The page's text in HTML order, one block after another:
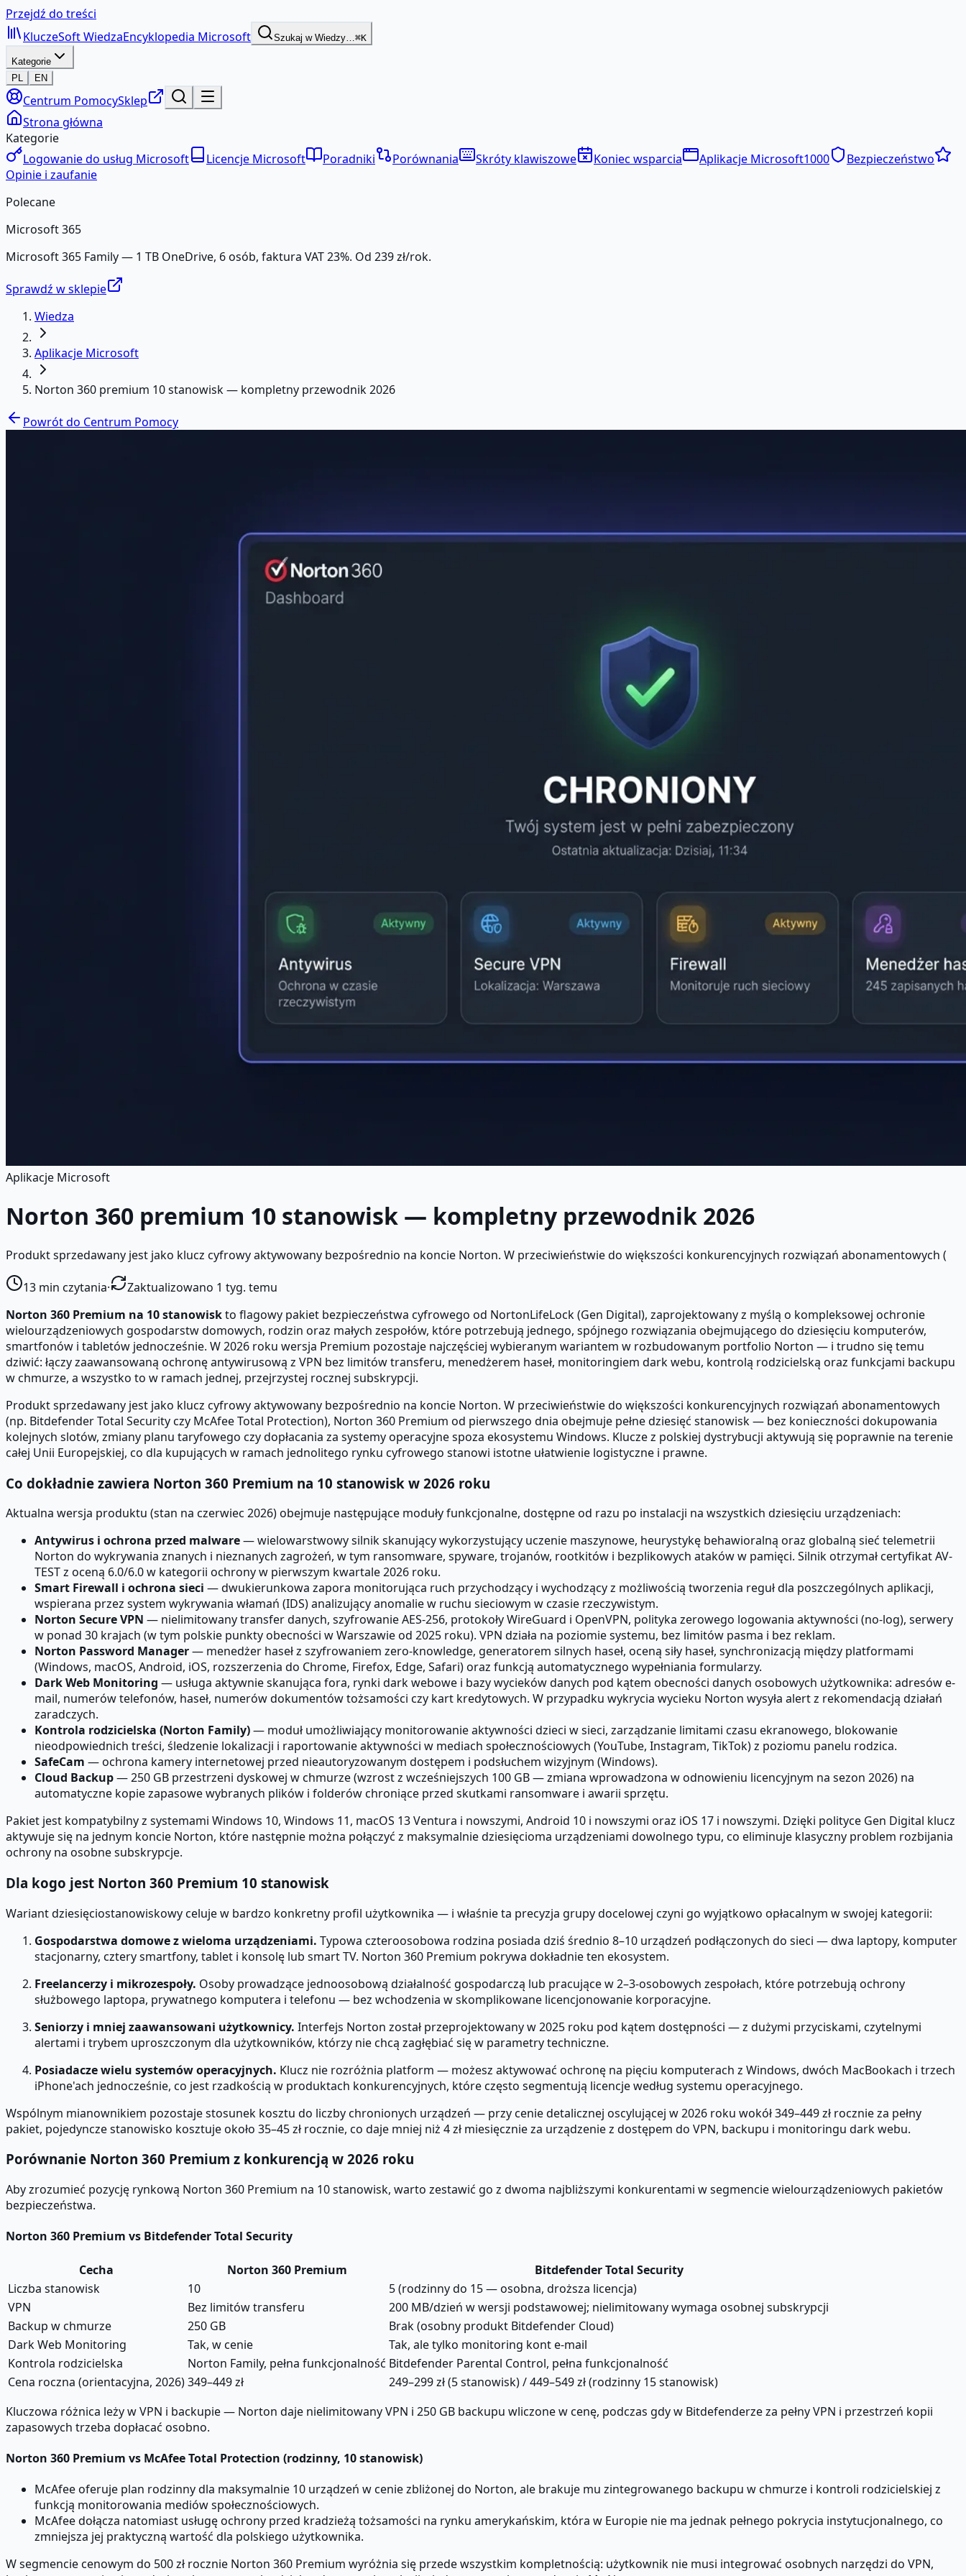
Przejdź do treści
KluczeSoftWiedzaEncyklopedia Microsoft Szukaj w Wiedzy…⌘K
Kategorie
PL
EN
Centrum PomocySklep
Strona główna
Kategorie
Logowanie do usług Microsoft
Licencje Microsoft Poradniki Porównania Skróty klawiszowe Koniec wsparcia Aplikacje Microsoft1000
Bezpieczeństwo
Opinie i zaufanie
Polecane
Microsoft 365
Microsoft 365 Family — 1 TB OneDrive, 6 osób, faktura VAT 23%. Od 239 zł/rok.
Sprawdź w sklepie
Wiedza
Aplikacje Microsoft
Norton 360 premium 10 stanowisk — kompletny przewodnik 2026
Powrót do Centrum Pomocy
Aplikacje Microsoft
Norton 360 premium 10 stanowisk — kompletny przewodnik 2026
Produkt sprzedawany jest jako klucz cyfrowy aktywowany bezpośrednio na koncie Norton. W przeciwieństwie do większości konkurencyjnych rozwiązań abonamentowych (
13 min czytania·
Zaktualizowano 1 tyg. temu
Norton 360 Premium na 10 stanowiskto flagowy pakiet bezpieczeństwa cyfrowego od NortonLifeLock (Gen Digital), zaprojektowany z myślą o kompleksowej ochronie
wielourządzeniowych gospodarstw domowych, rodzin oraz małych zespołów, które potrzebują jednego, spójnego rozwiązania obejmującego do dziesięciu komputerów,
smartfonów i tabletów jednocześnie. W 2026 roku wersja Premium pozostaje najczęściej wybieranym wariantem w rozbudowanym portfolio Norton — i trudno się temu
dziwić: łączy zaawansowaną ochronę antywirusową z VPN bez limitów transferu, menedżerem haseł, monitoringiem dark webu, kontrolą rodzicielską oraz funkcjami backupu
w chmurze, a wszystko to w ramach jednej, przejrzystej rocznej subskrypcji.
Produkt sprzedawany jest jako klucz cyfrowy aktywowany bezpośrednio na koncie Norton. W przeciwieństwie do większości konkurencyjnych rozwiązań abonamentowych
(np. Bitdefender Total Security czy McAfee Total Protection), Norton 360 Premium od pierwszego dnia obejmuje pełne dziesięć stanowisk — bez konieczności dokupowania
kolejnych slotów, zmiany planu taryfowego czy dopłacania za systemy operacyjne spoza ekosystemu Windows. Klucze z polskiej dystrybucji aktywują się poprawnie na terenie
całej Unii Europejskiej, co dla kupujących w ramach jednolitego rynku cyfrowego stanowi istotne ułatwienie logistyczne i prawne.
Co dokładnie zawiera Norton 360 Premium na 10 stanowisk w 2026 roku
Aktualna wersja produktu (stan na czerwiec 2026) obejmuje następujące moduły funkcjonalne, dostępne od razu po instalacji na wszystkich dziesięciu urządzeniach:
Antywirus i ochrona przed malware— wielowarstwowy silnik skanujący wykorzystujący uczenie maszynowe, heurystykę behawioralną oraz globalną sieć telemetrii
Norton do wykrywania znanych i nieznanych zagrożeń, w tym ransomware, spyware, trojanów, rootkitów i bezplikowych ataków w pamięci. Silnik otrzymał certyfikat AV-
TEST z oceną 6.0/6.0 w kategorii ochrony w pierwszym kwartale 2026 roku.
Smart Firewall i ochrona sieci — dwukierunkowa zapora monitorująca ruch przychodzący i wychodzący z możliwością tworzenia reguł dla poszczególnych aplikacji,
wspierana przez system wykrywania włamań (IDS) analizujący anomalie w ruchu sieciowym w czasie rzeczywistym.
Norton Secure VPN — nielimitowany transfer danych, szyfrowanie AES-256, protokoły WireGuard i OpenVPN, polityka zerowego logowania aktywności (no-log), serwery
w ponad 30 krajach (w tym polskie punkty obecności w Warszawie od 2025 roku). VPN działa na poziomie systemu, bez limitów pasma i bez reklam.
Norton Password Manager— menedżer haseł z szyfrowaniem zero-knowledge, generatorem silnych haseł, oceną siły haseł, synchronizacją między platformami
(Windows, macOS, Android, iOS, rozszerzenia do Chrome, Firefox, Edge, Safari) oraz funkcją automatycznego wypełniania formularzy.
Dark Web Monitoring — usługa aktywnie skanująca fora, rynki dark webowe i bazy wycieków danych pod kątem obecności danych osobowych użytkownika: adresów e-
mail, numerów telefonów, haseł, numerów dokumentów tożsamości czy kart kredytowych. W przypadku wykrycia wycieku Norton wysyła alert z rekomendacją działań
zaradczych.
Kontrola rodzicielska (Norton Family)— moduł umożliwiający monitorowanie aktywności dzieci w sieci, zarządzanie limitami czasu ekranowego, blokowanie
nieodpowiednich treści, śledzenie lokalizacji i raportowanie aktywności w mediach społecznościowych (YouTube, Instagram, TikTok) z poziomu panelu rodzica.
SafeCam — ochrona kamery internetowej przed nieautoryzowanym dostępem i podsłuchem wizyjnym (Windows).
Cloud Backup— 250 GB przestrzeni dyskowej w chmurze (wzrost z wcześniejszych 100 GB — zmiana wprowadzona w odnowieniu licencyjnym na sezon 2026) na
automatyczne kopie zapasowe wybranych plików i folderów chroniące przed skutkami ransomware i awarii sprzętu.
Pakiet jest kompatybilny z systemami Windows 10, Windows 11, macOS 13 Ventura i nowszymi, Android 10 i nowszymi oraz iOS 17 i nowszymi. Dzięki polityce Gen Digital klucz
aktywuje się na jednym koncie Norton, które następnie można połączyć z maksymalnie dziesięcioma urządzeniami dowolnego typu, co eliminuje klasyczny problem rozbijania
ochrony na osobne subskrypcje.
Dla kogo jest Norton 360 Premium 10 stanowisk
Wariant dziesięciostanowiskowy celuje w bardzo konkretny profil użytkownika — i właśnie ta precyzja grupy docelowej czyni go wyjątkowo opłacalnym w swojej kategorii:
Gospodarstwa domowe z wieloma urządzeniami. Typowa czteroosobowa rodzina posiada dziś średnio 8–10 urządzeń podłączonych do sieci — dwa laptopy, komputer
stacjonarny, cztery smartfony, tablet i konsolę lub smart TV. Norton 360 Premium pokrywa dokładnie ten ekosystem.
Freelancerzy i mikrozespoły. Osoby prowadzące jednoosobową działalność gospodarczą lub pracujące w 2–3-osobowych zespołach, które potrzebują ochrony
służbowego laptopa, prywatnego komputera i telefonu — bez wchodzenia w skomplikowane licencjonowanie korporacyjne.
Seniorzy i mniej zaawansowani użytkownicy. Interfejs Norton został przeprojektowany w 2025 roku pod kątem dostępności — z dużymi przyciskami, czytelnymi
alertami i trybem uproszczonym dla użytkowników, którzy nie chcą zagłębiać się w parametry techniczne.
Posiadacze wielu systemów operacyjnych. Klucz nie rozróżnia platform — możesz aktywować ochronę na pięciu komputerach z Windows, dwóch MacBookach i trzech
iPhone'ach jednocześnie, co jest rzadkością w produktach konkurencyjnych, które często segmentują licencje według systemu operacyjnego.
Wspólnym mianownikiem pozostaje stosunek kosztu do liczby chronionych urządzeń — przy cenie detalicznej oscylującej w 2026 roku wokół 349–449 zł rocznie za pełny
pakiet, pojedyncze stanowisko kosztuje około 35–45 zł rocznie, co daje mniej niż 4 zł miesięcznie za urządzenie z dostępem do VPN, backupu i monitoringu dark webu.
Porównanie Norton 360 Premium z konkurencją w 2026 roku
Aby zrozumieć pozycję rynkową Norton 360 Premium na 10 stanowisk, warto zestawić go z dwoma najbliższymi konkurentami w segmencie wielourządzeniowych pakietów
bezpieczeństwa.
Norton 360 Premium vs Bitdefender Total Security
Cecha Norton 360 Premium
Bitdefender Total Security
Liczba stanowisk
10
5 (rodzinny do 15 — osobna, droższa licencja)
VPN
Bez limitów transferu
200 MB/dzień w wersji podstawowej; nielimitowany wymaga osobnej subskrypcji
Backup w chmurze
250 GB
Brak (osobny produkt Bitdefender Cloud)
Dark Web Monitoring
Tak, w cenie
Tak, ale tylko monitoring kont e-mail
Kontrola rodzicielska
Norton Family, pełna funkcjonalność Bitdefender Parental Control, pełna funkcjonalność
Cena roczna (orientacyjna, 2026)349–449 zł
249–299 zł (5 stanowisk) / 449–549 zł (rodzinny 15 stanowisk)
Kluczowa różnica leży w VPN i backupie — Norton daje nielimitowany VPN i 250 GB backupu wliczone w cenę, podczas gdy w Bitdefenderze za pełny VPN i przestrzeń kopii
zapasowych trzeba dopłacać osobno.
Norton 360 Premium vs McAfee Total Protection (rodzinny, 10 stanowisk)
McAfee oferuje plan rodzinny dla maksymalnie 10 urządzeń w cenie zbliżonej do Norton, ale brakuje mu zintegrowanego backupu w chmurze i kontroli rodzicielskiej z
funkcją monitorowania mediów społecznościowych.
McAfee dołącza natomiast usługę ochrony przed kradzieżą tożsamości na rynku amerykańskim, która w Europie nie ma jednak pełnego pokrycia instytucjonalnego, co
zmniejsza jej praktyczną wartość dla polskiego użytkownika.
W segmencie cenowym do 500 zł rocznie Norton 360 Premium wyróżnia się przede wszystkim kompletnością: użytkownik nie musi integrować osobnych narzędzi do VPN,